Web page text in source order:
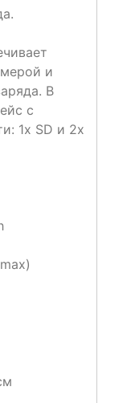
и
В
с
1х SD и 2х